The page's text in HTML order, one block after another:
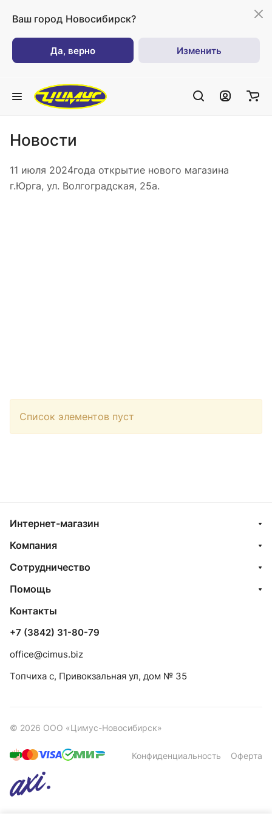
Ваш город Новосибирск?
Да, верно Изменить
Новости
11 июля 2024года открытие нового магазина
г.Юрга, ул. Волгоградская, 25а.
Список элементов пуст
Интернет-магазин
Компания
Сотрудничество
Помощь
Контакты
+7 (3842) 31-80-79
office@cimus.biz
Топчиха с, Привокзальная ул, дом № 35
© 2026 ООО «Цимус-Новосибирск»
Конфиденциальность Оферта